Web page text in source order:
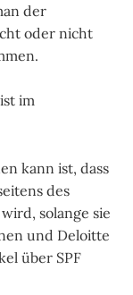
der
oder nicht
im
kann ist, dass
des
solange sie
und Deloitte
über SPF